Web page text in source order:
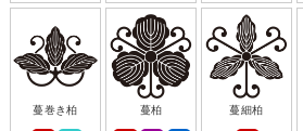
蔓巻き柏 蔓柏 蔓細柏